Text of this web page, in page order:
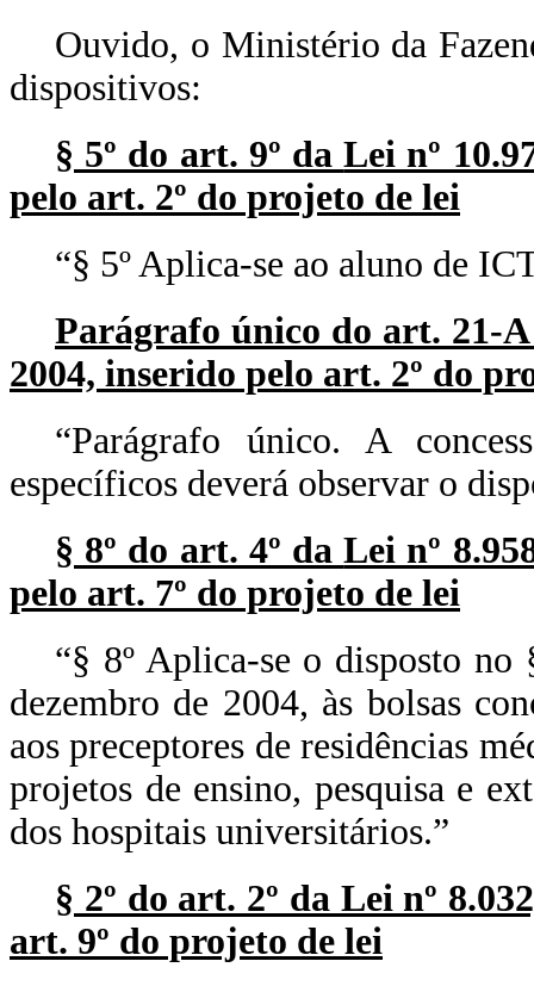
Ouvido, o Ministério da
dispositivos:
§ 5º do art. 9º daLei nº
pelo art. 2º do projeto de lei
“§ 5º Aplica-se ao aluno de
Parágrafo único do art. 21-
2004, inserido pelo art. 2º do
“Parágrafo único. A
específicos deverá observar o
§ 8º do art. 4º daLei nº
pelo art. 7º do projeto de lei
“§ 8º Aplica-se o disposto
dezembro de 2004, às bolsas
aos preceptores de residências
projetos de ensino, pesquisa e
dos hospitais universitários.”
§ 2º do art. 2º da Lei nº
art. 9º do projeto de lei